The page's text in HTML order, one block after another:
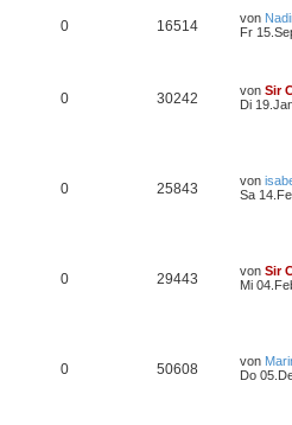
0 16514 von
Fr
0 30242 von Sir
Di
0 25843 von
Sa
0 29443 von Sir
Mi
0 50608 von
Do